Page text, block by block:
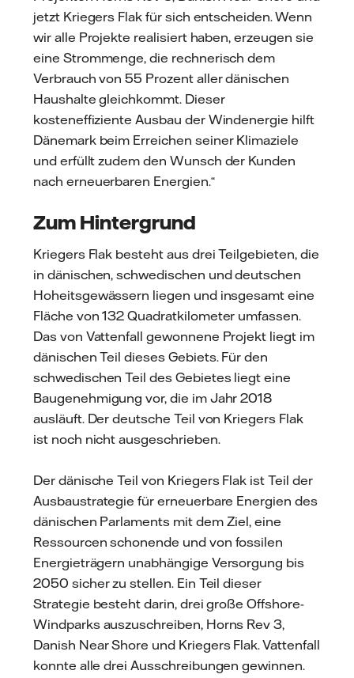
jetzt Kriegers Flak für sich entscheiden. Wenn
wir alle Projekte realisiert haben, erzeugen sie
eine Strommenge, die rechnerisch dem
Verbrauch von 55 Prozent aller dänischen
Haushalte gleichkommt. Dieser
kosteneffiziente Ausbau der Windenergie hilft
Dänemark beim Erreichen seiner Klimaziele
und erfüllt zudem den Wunsch der Kunden
nach erneuerbaren Energien.“
Zum Hintergrund
Kriegers Flak besteht aus drei Teilgebieten, die
in dänischen, schwedischen und deutschen
Hoheitsgewässern liegen und insgesamt eine
Fläche von 132 Quadratkilometer umfassen.
Das von Vattenfall gewonnene Projekt liegt im
dänischen Teil dieses Gebiets. Für den
schwedischen Teil des Gebietes liegt eine
Baugenehmigung vor, die im Jahr 2018
ausläuft. Der deutsche Teil von Kriegers Flak
ist noch nicht ausgeschrieben.
Der dänische Teil von Kriegers Flak ist Teil der
Ausbaustrategie für erneuerbare Energien des
dänischen Parlaments mit dem Ziel, eine
Ressourcen schonende und von fossilen
Energieträgern unabhängige Versorgung bis
2050 sicher zu stellen. Ein Teil dieser
Strategie besteht darin, drei große Offshore-
Windparks auszuschreiben, Horns Rev 3,
Danish Near Shore und Kriegers Flak. Vattenfall
konnte alle drei Ausschreibungen gewinnen.